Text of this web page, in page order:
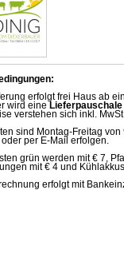
erfolgt frei Haus ab
wird eine
verstehen sich inkl.
sind Montag-Freitag
per E-Mail erfolgen.
grün werden mit € 7,
mit € 4 und
erfolgt mit